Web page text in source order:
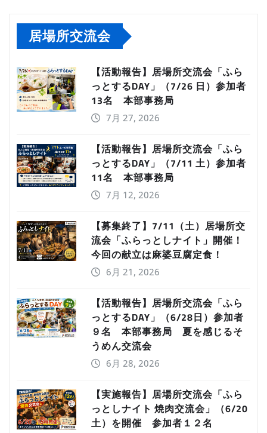
居場所交流会
【活動報告】居場所交流会「ふら
っとするDAY」（7/26 日）参加者
13名 本部事務局
7月 27, 2026
【活動報告】居場所交流会「ふら
っとするDAY」（7/11 土）参加者
11名 本部事務局
7月 12, 2026
【募集終了】7/11（土）居場所交
流会「ふらっとしナイト」開催！
今回の献立は麻婆豆腐定食！
6月 21, 2026
【活動報告】居場所交流会「ふら
っとするDAY」（6/28日）参加者
９名 本部事務局 夏を感じるそ
うめん交流会
6月 28, 2026
【実施報告】居場所交流会「ふら
っとしナイト 焼肉交流会」（6/20
土）を開催 参加者１２名